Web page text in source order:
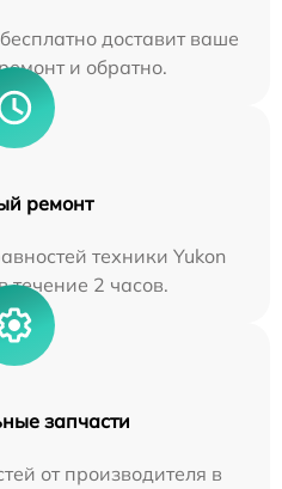
доставит ваше
и обратно.
ремонт
техники Yukon
течение 2 часов.
запчасти
от производителя в